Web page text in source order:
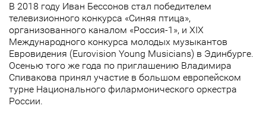
В 2018 году Иван Бессонов стал победителем
телевизионного конкурса «Синяя птица»,
организованного каналом «Россия-1», и XIX
Международного конкурса молодых музыкантов
Евровидения (Eurovision Young Musicians) в Эдинбурге.
Осенью того же года по приглашению Владимира
Спивакова принял участие в большом европейском
турне Национального филармонического оркестра
России.